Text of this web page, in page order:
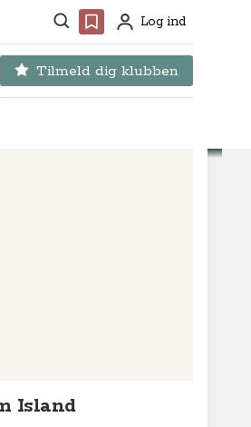
Søg Favoritter
ProfilLog ind
Tilmeld dig klubben
Island